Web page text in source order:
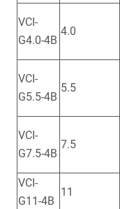
VCI-
G4.0-4B
4.0
VCI-
G5.5-4B
5.5
VCI-
G7.5-4B
7.5
VCI-
G11-4B
11